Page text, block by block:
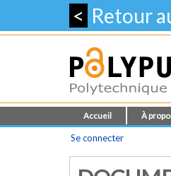
< Retour
Accueil À
Se connecter